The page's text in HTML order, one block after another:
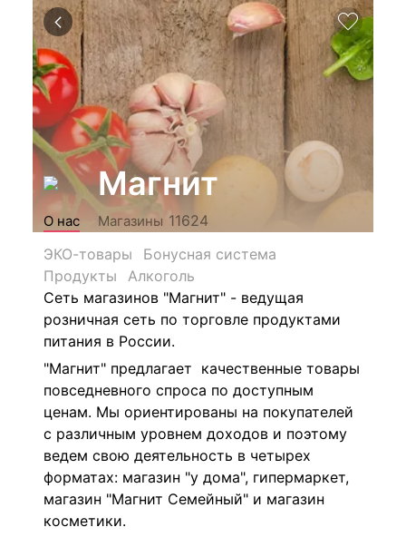
Магнит
О нас Магазины 11624
ЭКО-товары
Бонусная система
Продукты
Алкоголь
Сеть магазинов "Магнит" - ведущая
розничная сеть по торговле продуктами
питания в России.
"Магнит" предлагает качественные товары
повседневного спроса по доступным
ценам. Мы ориентированы на покупателей
с различным уровнем доходов и поэтому
ведем свою деятельность в четырех
форматах: магазин "у дома", гипермаркет,
магазин "Магнит Семейный" и магазин
косметики.